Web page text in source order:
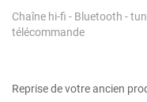
Reprise de votre ancien
Chaîne hi-fi - Bluetooth -
télécommande